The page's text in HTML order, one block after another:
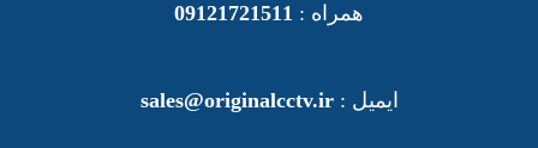
همراه : 09121721511
ایمیل :sales@originalcctv.ir